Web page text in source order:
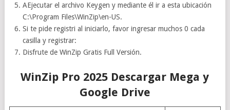
AEjecutar el archivo Keygen y mediante él ir a esta ubicación
C:\Program Files\WinZip\en-US.
Si te pide registri al iniciarlo, favor ingresar muchos 0 cada
casilla y registrar:
Disfrute de WinZip Gratis Full Versión.
WinZip Pro 2025 Descargar Mega y
Google Drive